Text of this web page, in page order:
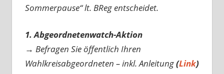
Sommerpause“ lt. BReg entscheidet.
1. Abgeordnetenwatch-Aktion
→ Befragen Sie öffentlich Ihren
Wahlkreisabgeordneten – inkl. Anleitung(Link)